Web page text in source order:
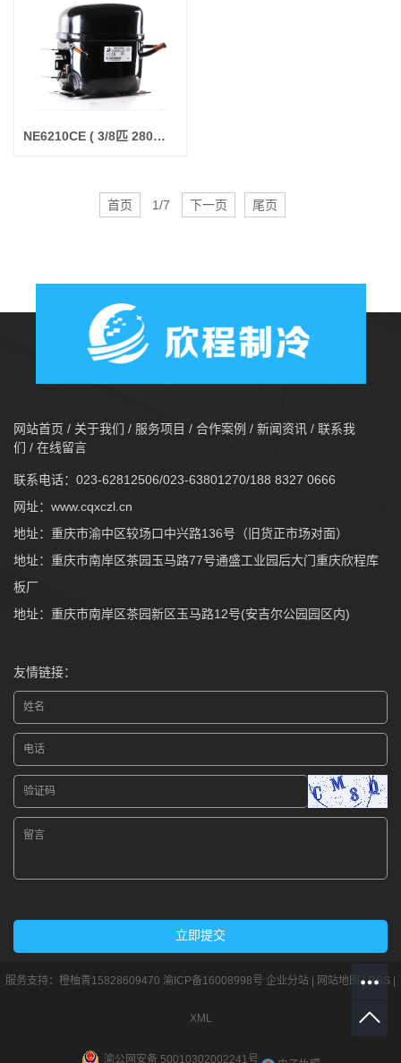
NE6210CE ( 3/8匹 280W ) R22 东贝压缩机（常卖的)
首页 1/7 下一页 尾页
网站首页 / 关于我们 / 服务项目 / 合作案例 / 新闻资讯 / 联系我
们 / 在线留言
联系电话：023-62812506/023-63801270/188 8327 0666
网址： www.cqxczl.cn
地址：重庆市渝中区较场口中兴路136号（旧货正市场对面）
地址：重庆市南岸区茶园玉马路77号通盛工业园后大门重庆欣程库
板厂
地址：重庆市南岸区茶园新区玉马路12号(安吉尔公园园区内)
友情链接：
服务支持： 橙柚青15828609470 渝ICP备16008998号 企业分站 | 网站地图 |RSS |
XML
渝公网安备 50010302002241号